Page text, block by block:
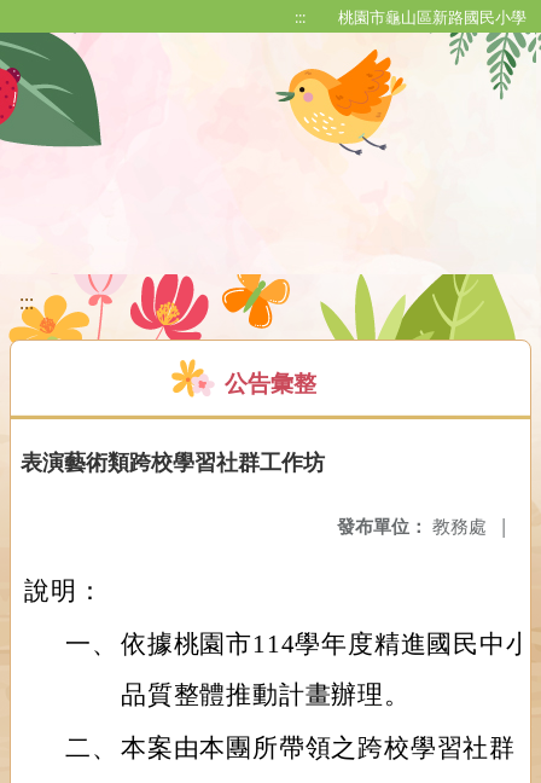
::: 桃園市龜山區新路國民小學
:::
公告彙整
表演藝術類跨校學習社群工作坊
發布單位： 教務處 |
說明：
一、 依據桃園市114學年度精進國民中
品質整體推動計畫辦理。
二、 本案由本團所帶領之跨校學習社群